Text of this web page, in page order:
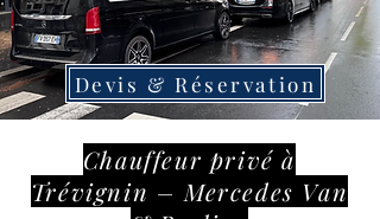
Devis & Réservation
Chauffeur privé à
Trévignin – Mercedes Van